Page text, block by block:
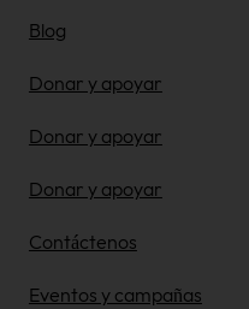
Blog
Eventos y campañas
Donar y apoyar
Donar y apoyar
Donar y apoyar
Contáctenos